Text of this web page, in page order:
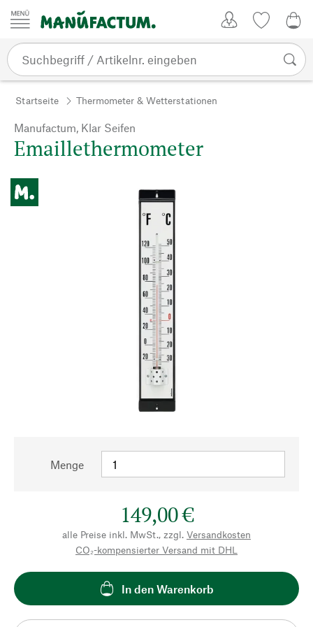
Zum Inhalt springen
Startseite Thermometer & Wetterstationen
Manufactum, Klar Seifen
Emaillethermometer
Menge
149,00 €
alle Preise inkl. MwSt., zzgl. Versandkosten
CO₂-kompensierter Versand mit DHL
In den Warenkorb